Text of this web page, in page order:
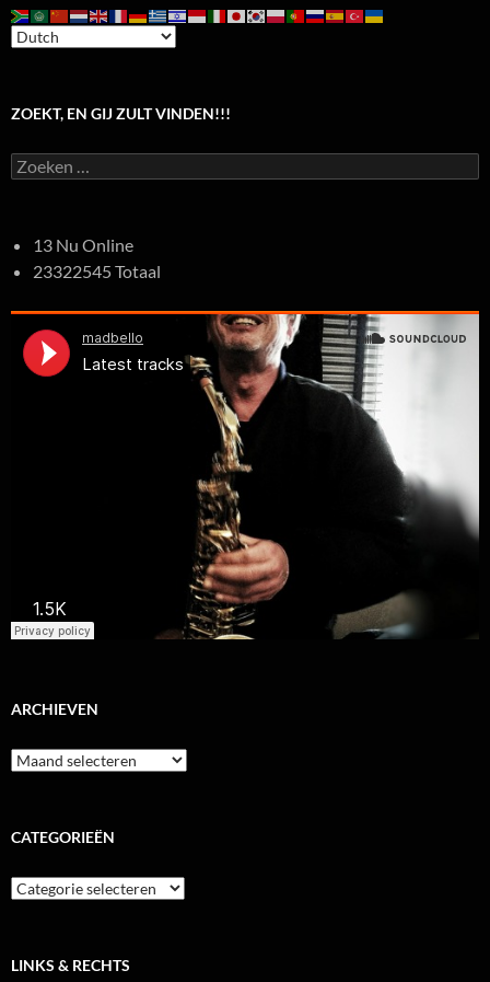
ZOEKT, EN GIJ ZULT VINDEN!!!
Zoeken
naar:
13 Nu Online
23322545 Totaal
ARCHIEVEN
Archieven
CATEGORIEËN
Categorieën
LINKS & RECHTS